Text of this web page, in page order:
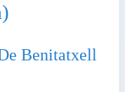
Benitatxell